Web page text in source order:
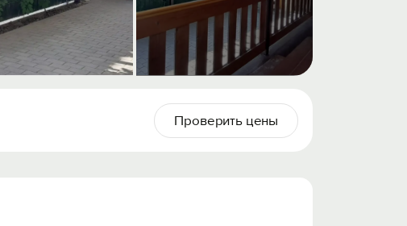
Проверить цены